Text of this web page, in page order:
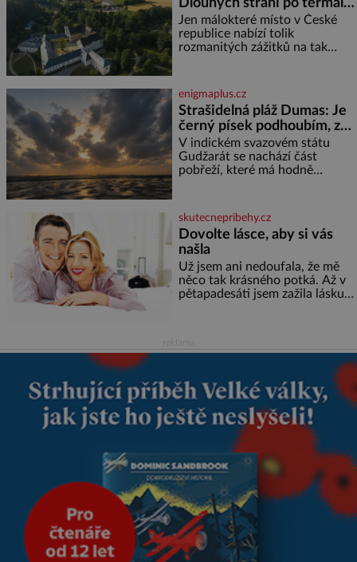
přečetli. Je to opravdu tak, s
věkem jako kdyby se paměť
rozhodla stávkovat. Cvičte
prameny
Jen málokteré místo v České
republice nabízí tolik
rozmanitých zážitků na tak
jediného dne můžete
nahlédnout do útrob jedné z
nejvýznamnějších vodních
elektráren v Evropě, vydat se na
horské hřebeny, projet se na
koloběžce a den zakončit
poznáváním památek ve
enigmaplus.cz
Strašidelná pláž Dumas: Je
černý písek podhoubím, ze
kterého roste zlo?
V indickém svazovém státu
Gudžarát se nachází část
pobřeží, které má hodně
Proč má pláž takové netypické
zbarvení? Nakolik jsou pravd
skutecnepribehy.cz
Dovolte lásce, aby si vás
našla
Už jsem ani nedoufala, že mě
něco tak krásného potká. Až v
pětapadesáti jsem zažila lásku
nás dali dohromady, Toník byl
dobře zaopatřený mladý muž.
Manželství nám oběma moc
nesvědčilo, brzy jsme zjistili, že